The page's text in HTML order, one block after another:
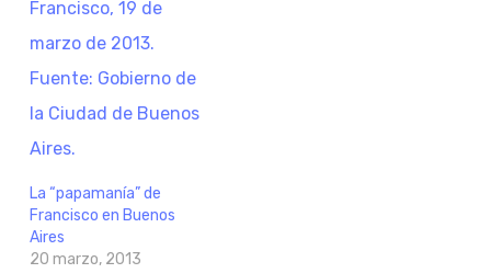
La “papamanía” de
Francisco en Buenos
Aires
20 marzo, 2013